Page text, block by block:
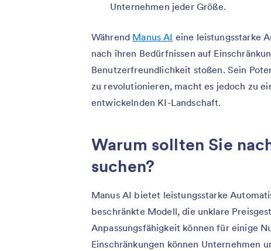
Unternehmen jeder Größe.
Während Manus AI eine leistungsstarke
nach ihren Bedürfnissen auf
Benutzerfreundlichkeit stoßen. Sein
zu revolutionieren, macht es jedoch zu
entwickelnden KI-Landschaft.
Warum sollten Sie
suchen?
Manus AI bietet leistungsstarke
beschränkte Modell, die unklare
Anpassungsfähigkeit können für einige
Einschränkungen können Unternehmen